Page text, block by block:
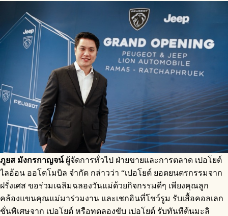
ภูยส มังกรกาญจน์ผู้จัดการทั่วไป ฝ่ายขายและการตลาด เปอโยต์
ไลอ้อน ออโตโมบิล จำกัด กล่าวว่า “เปอโยต์ ยอดยนตรกรรมจาก
ฝรั่งเศส ขอร่วมเฉลิมฉลองวันแม่ด้วยกิจกรรมดีๆ เพียงคุณลูก
คล้องแขนคุณแม่มาร่วมงาน และเชกอินที่โชว์รูม รับเสื้อคอลเลก
ชั่นพิเศษจาก เปอโยต์ หรือทดลองขับ เปอโยต์ รับทันทีต้นมะลิ